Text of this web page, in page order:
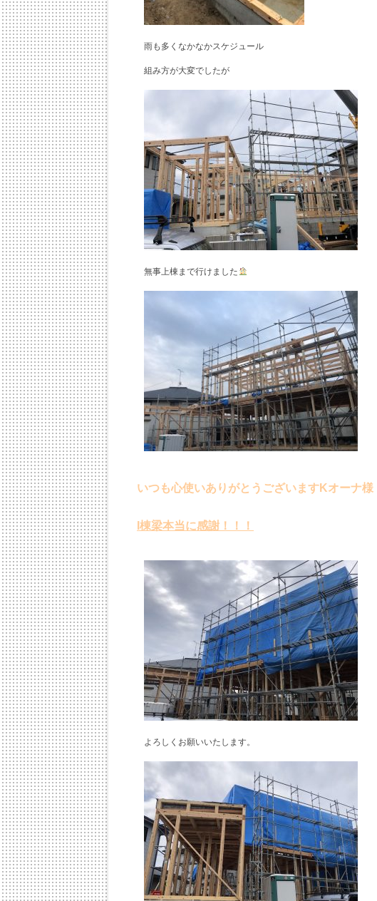
雨も多くなかなかスケジュール
組み方が大変でしたが
無事上棟まで行けました
いつも心使いありがとうございますKオーナ様
I棟梁本当に感謝！！！
よろしくお願いいたします。